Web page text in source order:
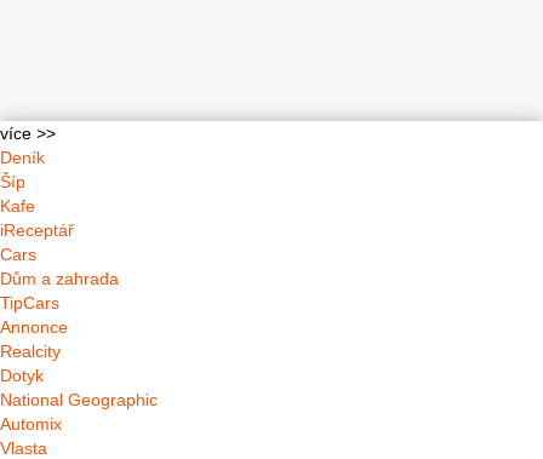
více >>
Deník
Šíp
Kafe
iReceptář
Cars
Dům a zahrada
TipCars
Annonce
Realcity
Dotyk
National Geographic
Automix
Vlasta